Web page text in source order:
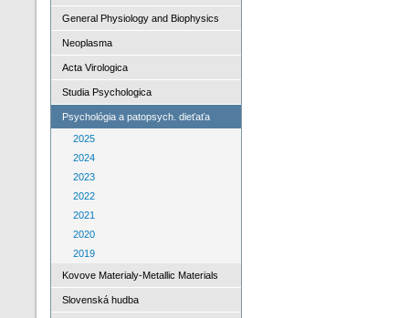
General Physiology and Biophysics
Neoplasma
Acta Virologica
Studia Psychologica
Psychológia a patopsych. dieťaťa
2025
2024
2023
2022
2021
2020
2019
Kovove Materialy-Metallic Materials
Slovenská hudba